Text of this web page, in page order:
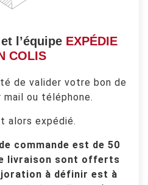
l’équipe EXPÉDIE
COLIS
de valider votre bon de
mail ou téléphone.
alors expédié.
commande est de 50
livraison sont offerts
à définir est à